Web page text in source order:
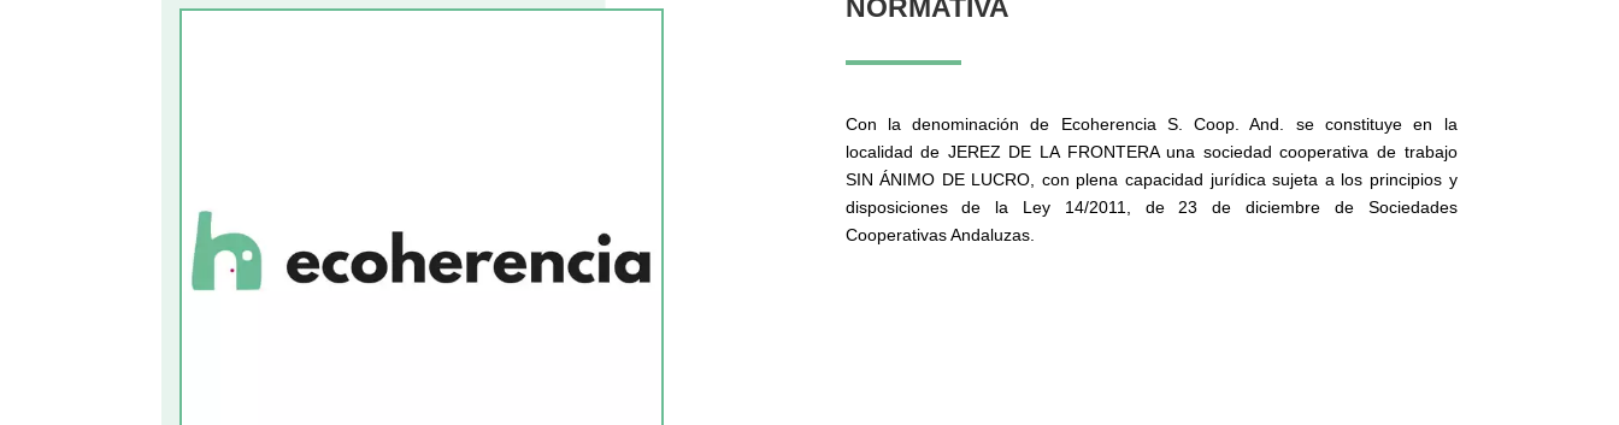
NORMATIVA
Con la denominación de Ecoherencia S. Coop. And. se constituye en la
localidad de JEREZ DE LA FRONTERA una sociedad cooperativa de trabajo
SIN ÁNIMO DE LUCRO, con plena capacidad jurídica sujeta a los principios y
disposiciones de la Ley 14/2011, de 23 de diciembre de Sociedades
Cooperativas Andaluzas.